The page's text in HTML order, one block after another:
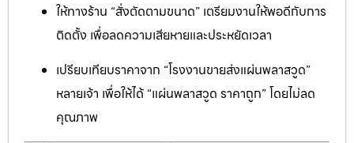
ให้ทางร้าน “สั่งตัดตามขนาด” เตรียมงานให้พอดีกับการ
ติดตั้ง เพื่อลดความเสียหายและประหยัดเวลา
เปรียบเทียบราคาจาก “โรงงานขายส่งแผ่นพลาสวูด”
หลายเจ้า เพื่อให้ได้ “แผ่นพลาสวูด ราคาถูก” โดยไม่ลด
คุณภาพ